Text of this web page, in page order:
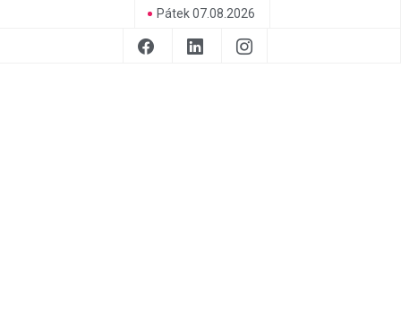
Pátek 07.08.2026